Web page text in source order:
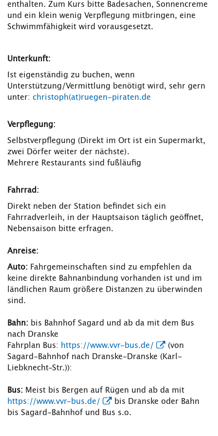
enthalten. Zum Kurs bitte Badesachen, Sonnencreme
und ein klein wenig Verpflegung mitbringen, eine
Schwimmfähigkeit wird vorausgesetzt.
Unterkunft:
Ist eigenständig zu buchen, wenn
Unterstützung/Vermittlung benötigt wird, sehr gern
unter: christoph(at)ruegen-piraten.de
Verpflegung:
Selbstverpflegung (Direkt im Ort ist ein Supermarkt,
zwei Dörfer weiter der nächste).
Mehrere Restaurants sind fußläufig
Fahrrad:
Direkt neben der Station befindet sich ein
Fahrradverleih, in der Hauptsaison täglich geöffnet,
Nebensaison bitte erfragen.
Anreise:
Auto: Fahrgemeinschaften sind zu empfehlen da
keine direkte Bahnanbindung vorhanden ist und im
ländlichen Raum größere Distanzen zu überwinden
sind.
Bahn: bis Bahnhof Sagard und ab da mit dem Bus
nach Dranske
Fahrplan Bus: https://www.vvr-bus.de/
(von
Sagard-Bahnhof nach Dranske-Dranske (Karl-
Liebknecht-Str.)):
Bus: Meist bis Bergen auf Rügen und ab da mit
https://www.vvr-bus.de/
bis Dranske oder Bahn
bis Sagard-Bahnhof und Bus s.o.